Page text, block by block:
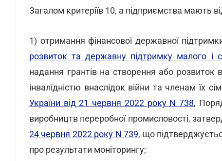
Загалом критеріїв 10, а підприємства мають
1) отримання фінансової державної
розвиток та державну підтримку малого і
надання грантів на створення або розвиток
інвалідністю внаслідок війни та членам їх
України від 21 червня 2022 року N 738,
виробництв переробної промисловості,
24 червня 2022 року N 739, що
про результати моніторингу;